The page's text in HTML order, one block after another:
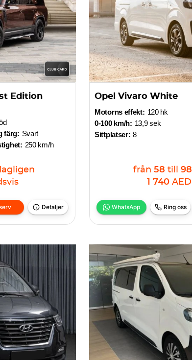
Edition
färg: Svart
250 km/h
Detaljer
Opel Vivaro White
Motorns effekt: 120 hk
0-100 km/h: 13,9 sek
Sittplatser: 8
från 58 till 98
1 740 AED
WhatsApp Ring oss